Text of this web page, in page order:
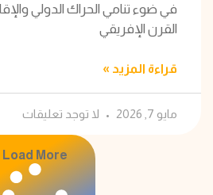
في ضوء تنامي الحراك الدولي
القرن الإفريقي
قراءة المزيد »
مايو 7, 2026 لا توجد تعليقات
Load More